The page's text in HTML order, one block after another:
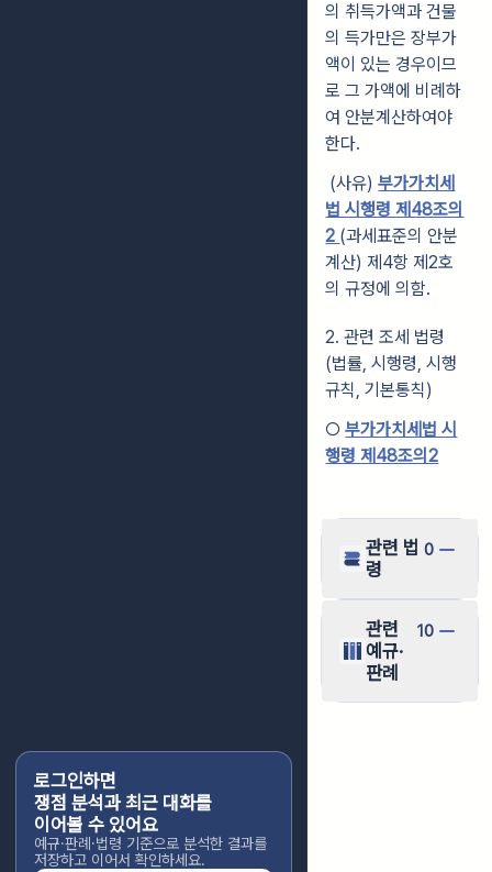
로그인하면
쟁점 분석과 최근 대화를
이어볼 수 있어요
예규·판례·법령 기준으로 분석한 결과를
저장하고 이어서 확인하세요.
의 취득가액과 건물
의 득가만은 장부가
액이 있는 경우이므
로 그 가액에 비례하
여 안분계산하여야
한다.
(사유)부가가치세
법 시행령 제48조의
2 (과세표준의 안분
계산) 제4항 제2호
의 규정에 의함.
2. 관련 조세 법령
(법률, 시행령, 시행
규칙, 기본통칙)
○부가가치세법 시
행령 제48조의2
관련 법
령
0
관련
예규·
판례
10